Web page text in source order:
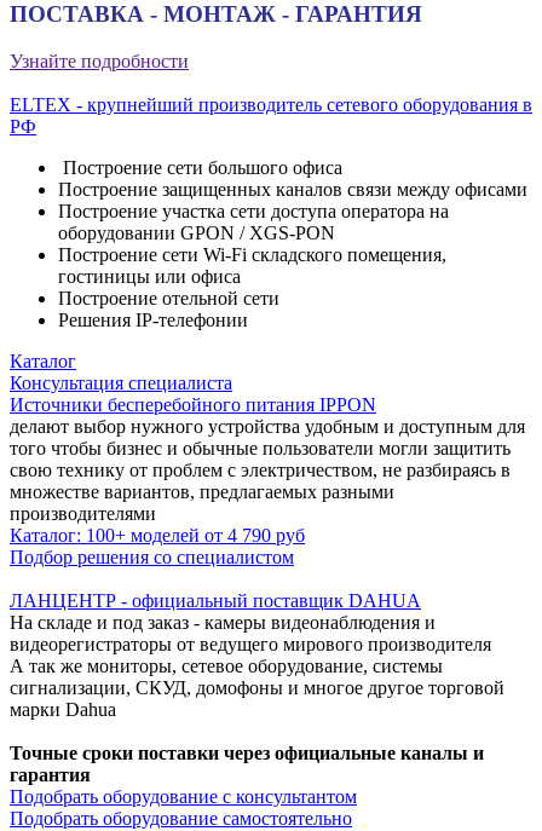
ПОСТАВКА - МОНТАЖ - ГАРАНТИЯ
Узнайте подробности
ELTEX - крупнейший производитель сетевого оборудования в
РФ
Построение сети большого офиса
Построение защищенных каналов связи между офисами
Построение участка сети доступа оператора на
оборудовании GPON / XGS-PON
Построение сети Wi-Fi складского помещения,
гостиницы или офиса
Построение отельной сети
Решения IP-телефонии
Каталог
Консультация специалиста
Источники бесперебойного питания IPPON
делают выбор нужного устройства удобным и доступным для
того чтобы бизнес и обычные пользователи могли защитить
свою технику от проблем с электричеством, не разбираясь в
множестве вариантов, предлагаемых разными
производителями
Каталог: 100+ моделей от 4 790 руб
Подбор решения со специалистом
ЛАНЦЕНТР - официальный поставщик DAHUA
На складе и под заказ - камеры видеонаблюдения и
видеорегистраторы от ведущего мирового производителя
А так же мониторы, сетевое оборудование, системы
сигнализации, СКУД, домофоны и многое другое торговой
марки Dahua
Точные сроки поставки через официальные каналы и
гарантия
Подобрать оборудование с консультантом
Подобрать оборудование самостоятельно